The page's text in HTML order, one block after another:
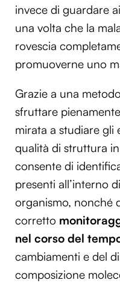
invece di guardare
una volta che la
rovescia
promuoverne uno
Grazie a una
sfruttare
mirata a studiare gli
qualità di struttura
consente di
presenti all’interno
organismo, nonché
corretto
nel corso del
cambiamenti e del
composizione